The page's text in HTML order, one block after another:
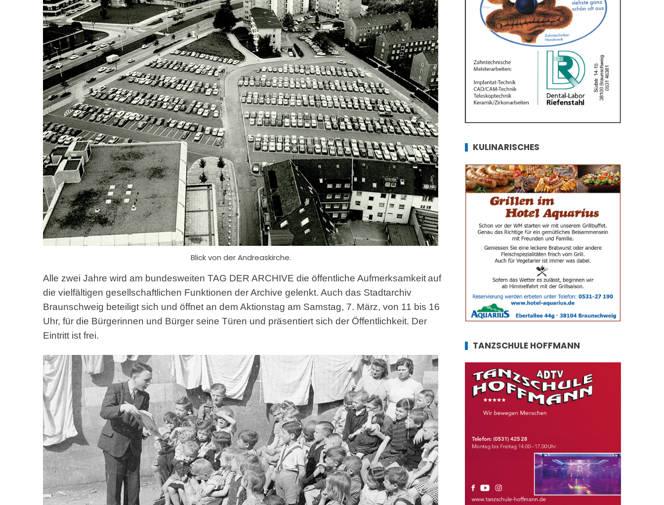
Blick von der Andreaskirche.
Alle zwei Jahre wird am bundesweiten TAG DER ARCHIVE die öffentliche Aufmerksamkeitauf
die vielfältigen gesellschaftlichen Funktionen der Archive gelenkt. Auch das Stadtarchiv
Braunschweig beteiligt sich und öffnet an dem Aktionstag am Samstag, 7. März, von 11 bis 16
Uhr, für die Bürgerinnen und Bürger seine Türen und präsentiert sich der Öffentlichkeit. Der
Eintritt ist frei.
KULINARISCHES
TANZSCHULE HOFFMANN